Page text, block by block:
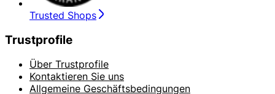
Trusted Shops
Trustprofile
Über Trustprofile
Kontaktieren Sie uns
Allgemeine Geschäftsbedingungen